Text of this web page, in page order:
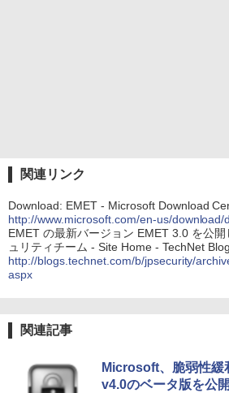
関連リンク
Download: EMET - Microsoft Download
http://www.microsoft.com/en-us/download/
EMET の最新バージョン EMET 3.0 を公
ュリティチーム - Site Home - TechNet
http://blogs.technet.com/b/jpsecurity/
aspx
関連記事
Microsoft、脆弱性緩
v4.0のベータ版を公開